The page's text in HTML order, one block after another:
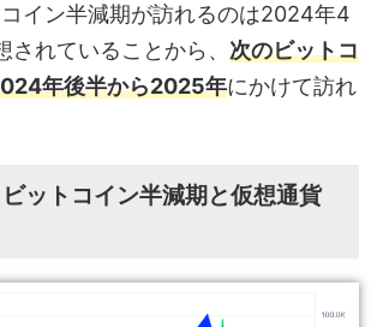
イン半減期が訪れるのは2024年4
されていることから、 次のビットコ
年後半から2025年にかけて訪れ
ビットコイン半減期と仮想通貨